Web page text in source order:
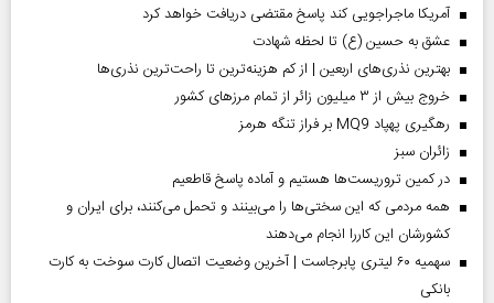
آمریکا ماجراجویی کند پاسخ مقتضی دریافت خواهد کرد
عشق به حسین (ع) تا لحظه شهادت
بهترین نذری‌های اربعین | از کم هزینه‌ترین تا راحت‌ترین نذری‌ها
خروج بیش از ۳ میلیون زائر از تمام مرز‌های کشور
رهگیری پهپاد MQ9 بر فراز تنگه هرمز
‌زائران سبز
در کمین تروریست‌ها هستیم و آماده پاسخ قاطعیم
همه مردمی که این سختی‌ها را می‌بینند و تحمل می‌کنند، برای ایران و
کشورشان این کاررا انجام می‌دهند
سهمیه ۶۰ لیتری پابرجاست | آخرین وضعیت اتصال کارت سوخت به کارت
بانکی